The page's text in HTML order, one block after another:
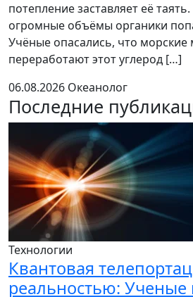
потепление заставляет её
огромные объёмы органики
Учёные опасались, что
переработают этот углерод […]
06.08.2026 Океанолог
Последние
Технологии
Квантовая
реальностью: Ученые